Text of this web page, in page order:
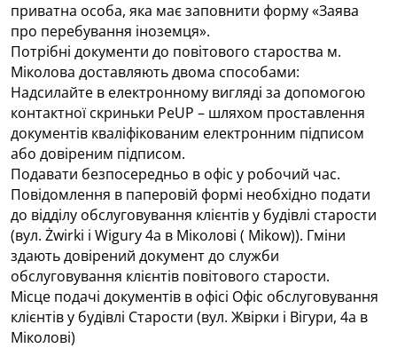
приватна особа, яка має заповнити форму «Заява
про перебування іноземця».
Потрібні документи до повітового староства м.
Міколова доставляють двома способами:
Надсилайте в електронному вигляді за допомогою
контактної скриньки PeUP – шляхом проставлення
документів кваліфікованим електронним підписом
або довіреним підписом.
Подавати безпосередньо в офіс у робочий час.
Повідомлення в паперовій формі необхідно подати
до відділу обслуговування клієнтів у будівлі старости
(вул. Żwirki i Wigury 4a в Міколові ( Mikow)). Гміни
здають довірений документ до служби
обслуговування клієнтів повітового старости.
Місце подачі документів в офісі Офіс обслуговування
клієнтів у будівлі Старости (вул. Жвірки і Вігури, 4а в
Міколові)